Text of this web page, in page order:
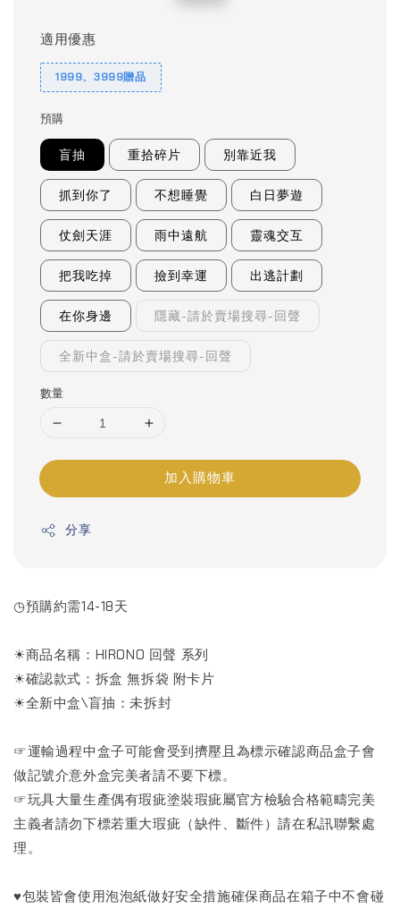
適用優惠
1999、3999贈品
預購
盲抽 重拾碎片 別靠近我
抓到你了 不想睡覺 白日夢遊
仗劍天涯 雨中遠航 靈魂交互
把我吃掉 撿到幸運 出逃計劃
在你身邊 隱藏-請於賣場搜尋-回聲
全新中盒-請於賣場搜尋-回聲
數量
加入購物車
分享
◷預購約需14-18天
☀商品名稱：HIRONO 回聲 系列
☀確認款式：拆盒 無拆袋 附卡片
☀全新中盒\盲抽：未拆封
☞運輸過程中盒子可能會受到擠壓且為標示確認商品盒子會
做記號介意外盒完美者請不要下標。
☞玩具大量生產偶有瑕疵塗裝瑕疵屬官方檢驗合格範疇完美
主義者請勿下標若重大瑕疵（缺件、斷件）請在私訊聯繫處
理。
♥包裝皆會使用泡泡紙做好安全措施確保商品在箱子中不會碰